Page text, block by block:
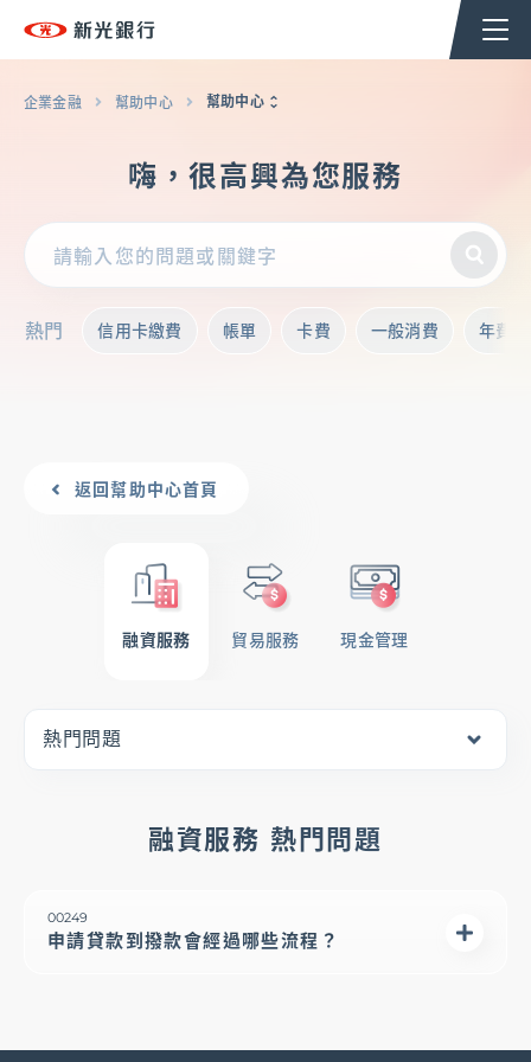
個人金融 企業金融
台新新光集團
企業融資
貿易服務
法人信託
國際金融OBU
企業金融 幫助中心 幫助中心
嗨，很高興為您服務
熱門 信用卡繳費 帳單 卡費 一般消費 年費
返回幫助中心首頁
融資服務 貿易服務 現金管理
熱門問題
融資服務 熱門問題
00249
申請貸款到撥款會經過哪些流程？